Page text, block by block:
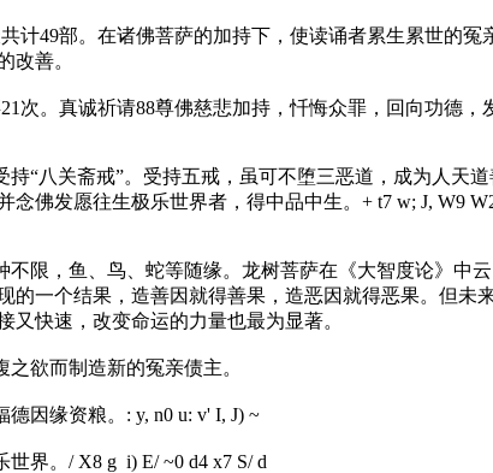
计49部。在诸佛菩萨的加持下，使读诵者累生累世的
改善。
次。真诚祈请88尊佛慈悲加持，忏悔众罪，回向功德，
“八关斋戒”。受持五戒，虽可不堕三恶道，成为人天
佛发愿往生极乐世界者，得中品中生。 + t7 w; J, W9
限，鱼、鸟、蛇等随缘。龙树菩萨在《大智度论》中
一个结果，造善因就得善果，造恶因就得恶果。但
快速，改变命运的力量也最为显著。
欲而制造新的冤亲债主。
因缘资粮。 : y, n0 u: v' I, J) ~
界。 / X8 g i) E/ ~0 d4 x7 S/ d